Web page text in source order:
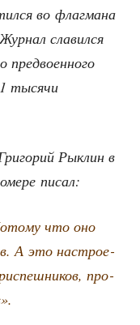
во флаг­ма­на
сла­вил­ся
тыся­чи
Рыклин в
писал:
что оно
А это настро­е­
про­